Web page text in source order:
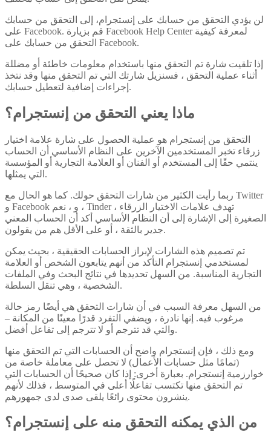
لن يؤدي التحقق من حسابك على إنستجرام، إلى التحقق من حسابك
على Facebook. قم بزيارة Facebook Help Center لمعرفة كيفية
التحقق من حسابك على Facebook.
إذا تلقيت شارة تم التحقق منها باستخدام معلومات خاطئة أو مضللة
أثناء عملية التحقق ، فسنزيل شارتك التي تم التحقق منها وقد نتخذ
إجراءات إضافية لتعطيل حسابك.
ماذا يعني التحقق من إنستجرام؟
التحقق من إنستجرام هو عملية الحصول على شارة علامة اختيار
زرقاء تخبر المستخدمين الآخرين على النظام الأساسي أن الحساب
ينتمي حقًا إلى المستخدم أو الفنان أو العلامة التجارية أو المؤسسة
التي يمثلها.
ربما رأيت الكثير من شارات التحقق حولك. كما هو الحال مع Twitter
و Facebook و ، نعم ، Tinder ، تهدف علامات الاختيار الزرقاء
الصغيرة إلى الإشارة إلى أن النظام الأساسي أكد أن الحساب المعني
جدير بالثقة ، أو على الأقل هم من يقولون.
تم تصميم هذه الشارات لإبراز الحسابات الحقيقية ، بحيث يمكن
لمستخدمي إنستجرام التأكد من أنهم يتابعون الشخص أو العلامة
التجارية المناسبة. من السهل تحديدها في نتائج البحث وفي الملفات
الشخصية ، وهي تنقل السلطة.
من السهل معرفة السبب في أن شارات التحقق هي أيضًا رمز حالة
مرغوب فيه. إنها نادرة ، ويضفي التفرد قدرًا معينًا من المكانة –
والتي قد تترجم أو لا تترجم إلى تفاعل أفضل.
ومع ذلك ، فإن إنستجرام واضح أن الحسابات التي تم التحقق منها
(تمامًا مثل حسابات الأعمال) لا تحصل على معاملة خاصة من
خوارزمية إنستجرام. بعبارة أخرى: إذا كان صحيحًا أن الحسابات التي
تم التحقق منها تكتسب تفاعلًا أعلى في المتوسط ​​، فذلك لأنهم
ينشرون محتوى رائعًا يلقى صدى لدى جمهورهم.
من الذي يمكنه التحقق منه على إنستجرام؟